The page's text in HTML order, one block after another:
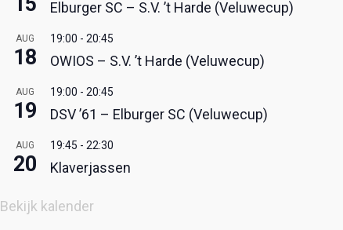
Elburger SC – S.V. ’t Harde (Veluwecup)
AUG
18
19:00 - 20:45
OWIOS – S.V. ’t Harde (Veluwecup)
AUG
19
19:00 - 20:45
DSV ’61 – Elburger SC (Veluwecup)
AUG
20
19:45 - 22:30
Klaverjassen
Bekijk kalender